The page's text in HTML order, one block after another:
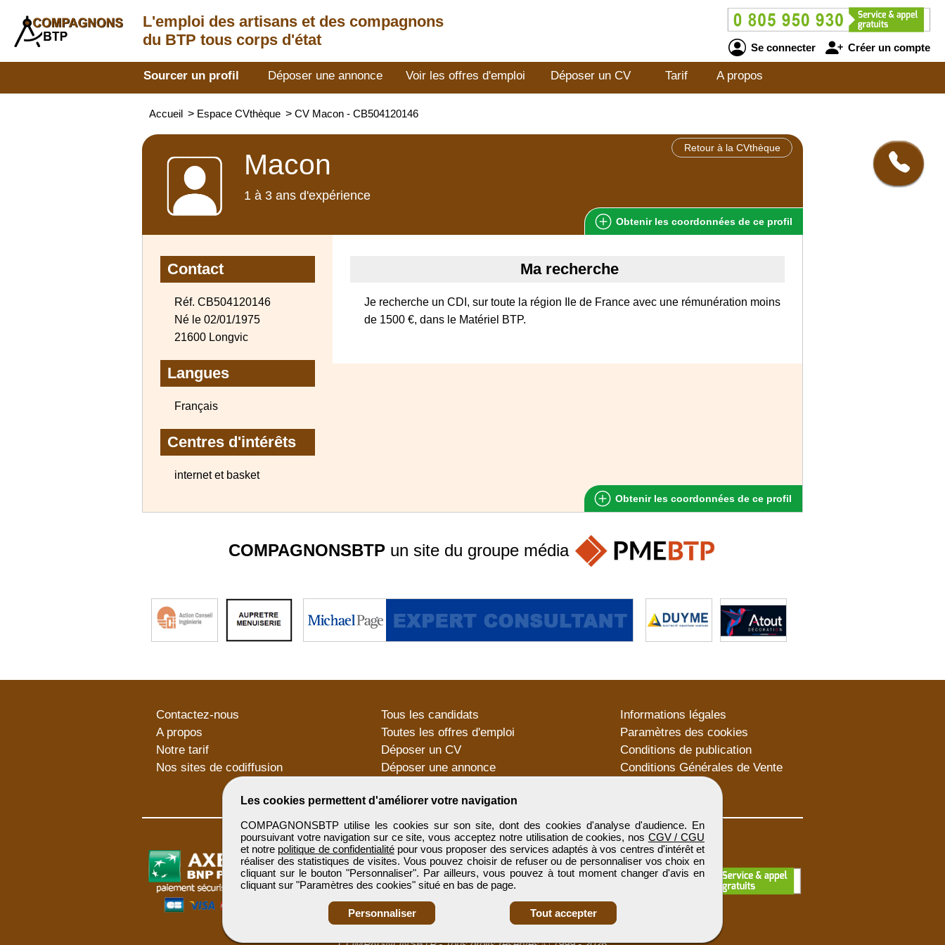
L'emploi des artisans et des compagnons
du BTP tous corps d'état
Se connecter Créer un compte
Sourcer un profil Déposer une annonce Voir les offres d'emploi Déposer un CV Tarif A propos
Accueil > Espace CVthèque > CV Macon - CB504120146
Retour à la CVthèque
Macon
1 à 3 ans d'expérience
Obtenir les coordonnées de ce profil
Contact
Réf. CB504120146
Né le 02/01/1975
21600 Longvic
Langues
Français
Centres d'intérêts
internet et basket
Ma recherche
Je recherche un CDI, sur toute la région Ile de France avec une rémunération moins
de 1500 €, dans le Matériel BTP.
Obtenir les coordonnées de ce profil
Les cookies permettent d'améliorer votre navigation
COMPAGNONSBTP utilise les cookies sur son site, dont des cookies d'analyse d'audience. En
poursuivant votre navigation sur ce site, vous acceptez notre utilisation de cookies, nos CGV / CGU
et notre politique de confidentialitépour vous proposer des services adaptés à vos centres d'intérêt et
réaliser des statistiques de visites. Vous pouvez choisir de refuser ou de personnaliser vos choix en
cliquant sur le bouton "Personnaliser". Par ailleurs, vous pouvez à tout moment changer d'avis en
cliquant sur "Paramètres des cookies" situé en bas de page.
Personnaliser Tout accepter
COMPAGNONSBTP un site du groupe média
Contactez-nous
A propos
Notre tarif
Nos sites de codiffusion
Tous les candidats
Toutes les offres d'emploi
Déposer un CV
Déposer une annonce
Informations légales
Paramètres des cookies
Conditions de publication
Conditions Générales de Vente